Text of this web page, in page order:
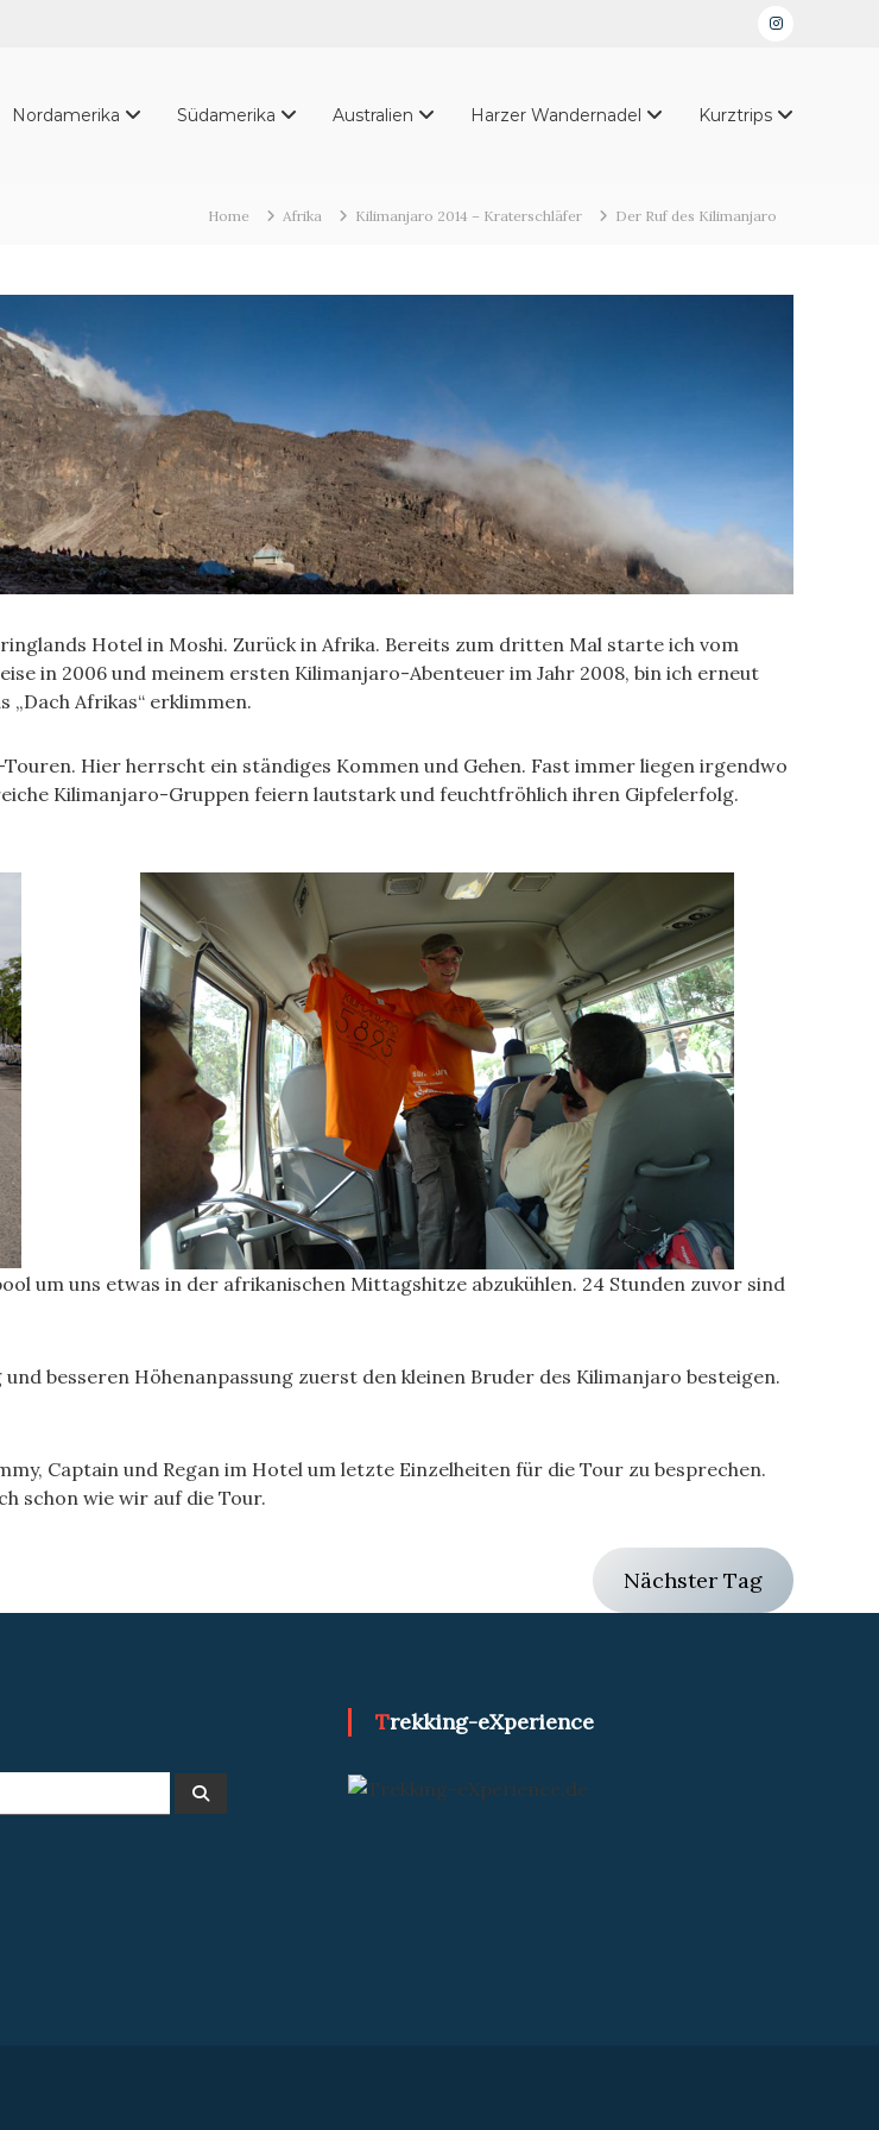
Instagram
Nordamerika Südamerika Australien Harzer Wandernadel Kurztrips
Home Afrika Kilimanjaro 2014 – Kraterschläfer Der Ruf des Kilimanjaro
Hotel in Moshi. Zurück in Afrika. Bereits zum dritten Mal starte ich vom
in 2006 und meinem ersten Kilimanjaro-Abenteuer im Jahr 2008, bin ich erneut
Afrikas“ erklimmen.
Hier herrscht ein ständiges Kommen und Gehen. Fast immer liegen irgendwo
Kilimanjaro-Gruppen feiern lautstark und feuchtfröhlich ihren Gipfelerfolg.
um uns etwas in der afrikanischen Mittagshitze abzukühlen. 24 Stunden zuvor sind
besseren Höhenanpassung zuerst den kleinen Bruder des Kilimanjaro besteigen.
Captain und Regan im Hotel um letzte Einzelheiten für die Tour zu besprechen.
schon wie wir auf die Tour.
Nächster Tag
Search
Trekking-eXperience